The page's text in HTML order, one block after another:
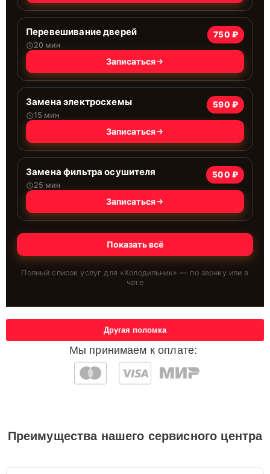
Перевешивание дверей
20 мин
750 ₽
Записаться
Замена электросхемы
15 мин
590 ₽
Записаться
Замена фильтра осушителя
25 мин
500 ₽
Записаться
Показать всё
Полный список услуг для «Холодильник» — по звонку или в
чате
Мы принимаем к оплате:
Другая поломка
Преимущества нашего сервисного центра